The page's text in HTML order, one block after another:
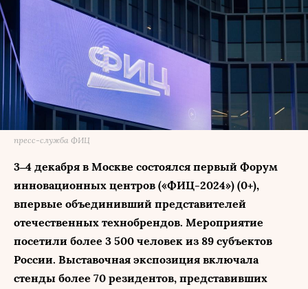
пресс-служба ФИЦ
3‒4 декабря в Москве состоялся первый Форум
инновационных центров («ФИЦ-2024») (0+),
впервые объединивший представителей
отечественных технобрендов. Мероприятие
посетили более 3 500 человек из 89 субъектов
России. Выставочная экспозиция включала
стенды более 70 резидентов, представивших